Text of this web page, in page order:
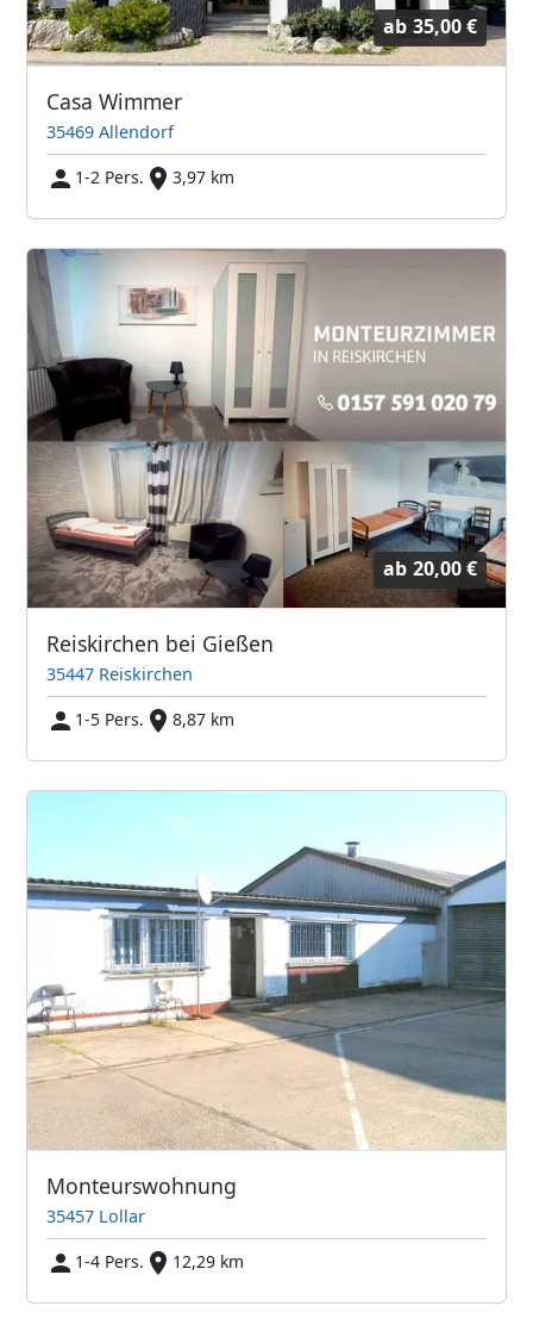
ab 35,00 €
Casa Wimmer
35469 Allendorf
1-2 Pers.
3,97 km
ab 20,00 €
Reiskirchen bei Gießen
35447 Reiskirchen
1-5 Pers.
8,87 km
Monteurswohnung
35457 Lollar
1-4 Pers.
12,29 km